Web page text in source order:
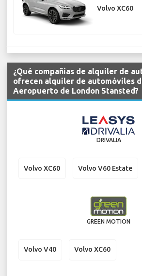
Volvo XC60
¿Qué compañías de alquiler de
ofrecen alquiler de automóviles
Aeropuerto de London Stansted?
DRIVALIA
Volvo XC60 Volvo V60 Estate
GREEN MOTION
Volvo V40 Volvo XC60